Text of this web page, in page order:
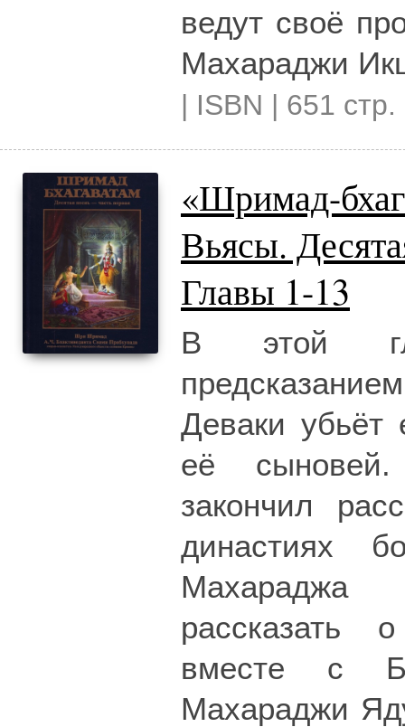
ведут своё
Махараджи
| ISBN | 651 стр.
«Шримад-
Вьясы.
Главы 1-13
В этой
Деваки убьёт
её
закончил
династиях
Махараджа
рассказать
вместе с
Махараджи